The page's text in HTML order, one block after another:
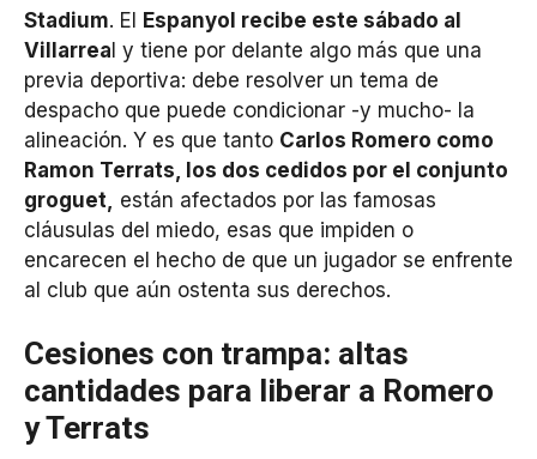
Stadium. El Espanyol recibe este sábado al
Villarreal y tiene por delante algo más que una
previa deportiva: debe resolver un tema de
despacho que puede condicionar -y mucho- la
alineación. Y es que tanto Carlos Romero como
Ramon Terrats, los dos cedidos por el conjunto
groguet,
están afectados por las famosas
cláusulas del miedo, esas que impiden o
encarecen el hecho de que un jugador se enfrente
al club que aún ostenta sus derechos.
Cesiones con trampa: altas
cantidades para liberar a Romero
y Terrats